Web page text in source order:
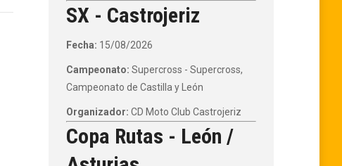
SX - Castrojeriz
Fecha: 15/08/2026
Campeonato: Supercross - Supercross,
Campeonato de Castilla y León
Organizador: CD Moto Club Castrojeriz
Copa Rutas - León /